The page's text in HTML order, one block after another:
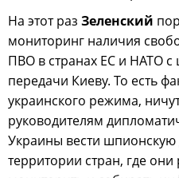
На этот раз Зеленский
мониторинг наличия
ПВО в странах ЕС и НАТО
передачи Киеву. То есть
украинского режима,
руководителям
Украины вести шпионскую
территории стран, где